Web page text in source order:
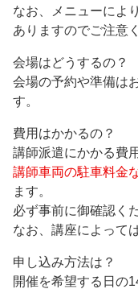
なお、メニューによ
ありますのでご注意
会場はどうするの？
会場の予約や準備は
す。
費用はかかるの？
講師派遣にかかる費
講師車両の駐車料金
ます。
必ず事前に御確認く
なお、講座によって
申し込み方法は？
開催を希望する日の